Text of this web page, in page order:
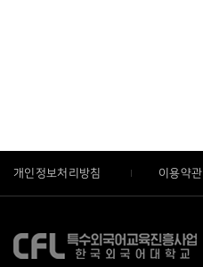
개인정보처리방침 이용약관